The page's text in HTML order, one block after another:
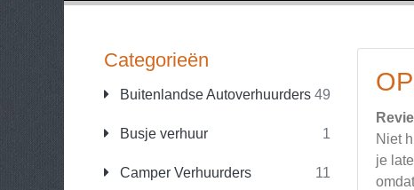
Categorieën
Buitenlandse Autoverhuurders 49
Busje verhuur 1
Camper Verhuurders 11
Niet
je